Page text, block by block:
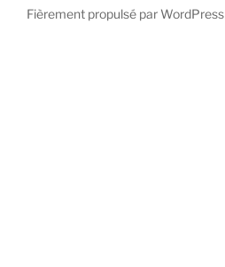
Fièrement propulsé par WordPress